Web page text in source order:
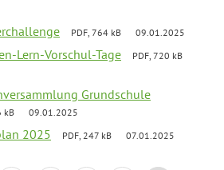
PDF, 764 kB 09.01.2025
Lern-Vorschul-Tage
PDF, 720 kB
Grundschule
kB 09.01.2025
2025 PDF, 247 kB 07.01.2025